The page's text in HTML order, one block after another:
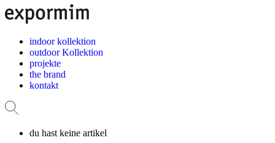
indoor kollektion
outdoor Kollektion
projekte
the brand
kontakt
du hast keine artikel